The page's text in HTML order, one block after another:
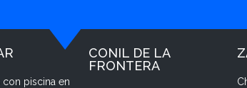
piscina en
CONIL DE LA
FRONTERA